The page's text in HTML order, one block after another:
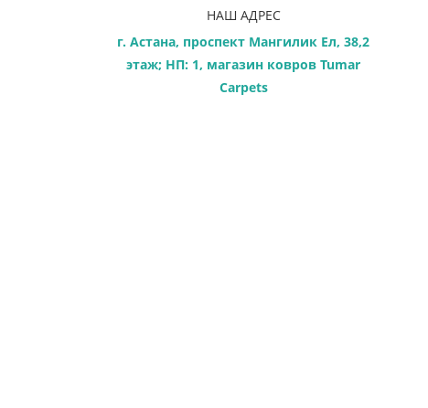
НАШ АДРЕС
г. Астана, проспект Мангилик Ел, 38,​2
этаж; НП: 1, магазин ковров Tumar
Carpets